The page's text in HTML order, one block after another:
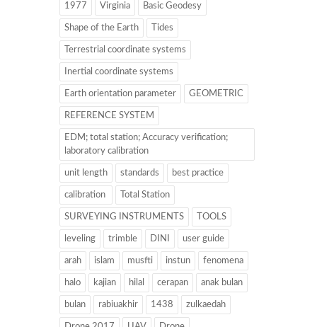
1977 Virginia Basic Geodesy
Shape of the Earth Tides
Terrestrial coordinate systems
Inertial coordinate systems
Earth orientation parameter GEOMETRIC
REFERENCE SYSTEM
EDM; total station; Accuracy verification;
laboratory calibration
unit length standards best practice
calibration Total Station
SURVEYING INSTRUMENTS TOOLS
leveling trimble DINI user guide
arah islam musfti instun fenomena
halo kajian hilal cerapan anak bulan
bulan rabiuakhir 1438 zulkaedah